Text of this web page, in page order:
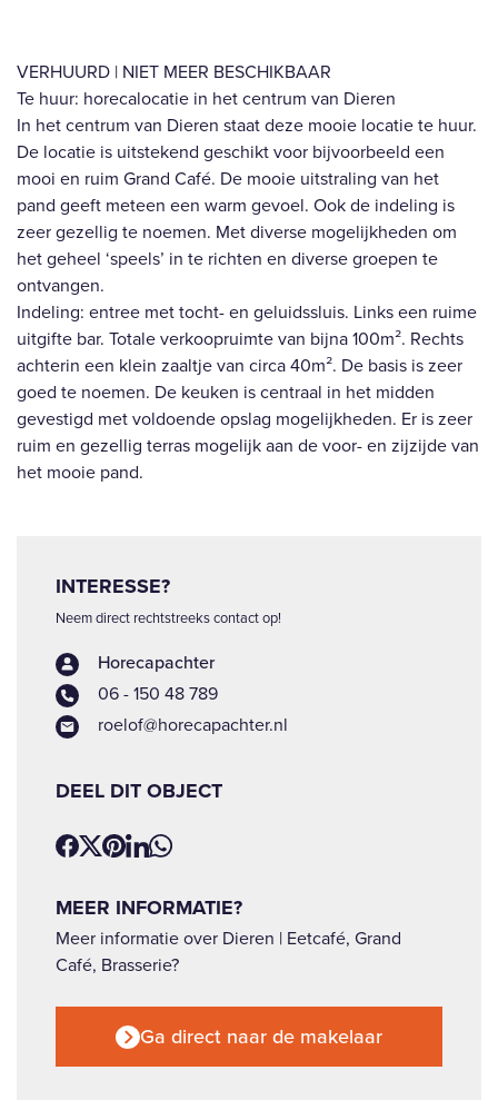
VERHUURD | NIET MEER BESCHIKBAAR
Te huur: horecalocatie in het centrum van Dieren
In het centrum van Dieren staat deze mooie locatie te huur.
De locatie is uitstekend geschikt voor bijvoorbeeld een
mooi en ruim Grand Café. De mooie uitstraling van het
pand geeft meteen een warm gevoel. Ook de indeling is
zeer gezellig te noemen. Met diverse mogelijkheden om
het geheel ‘speels’ in te richten en diverse groepen te
ontvangen.
Indeling: entree met tocht- en geluidssluis. Links een ruime
uitgifte bar. Totale verkoopruimte van bijna 100m². Rechts
achterin een klein zaaltje van circa 40m². De basis is zeer
goed te noemen. De keuken is centraal in het midden
gevestigd met voldoende opslag mogelijkheden. Er is zeer
ruim en gezellig terras mogelijk aan de voor- en zijzijde van
het mooie pand.
INTERESSE?
Neem direct rechtstreeks contact op!
Horecapachter
06 - 150 48 789
roelof@horecapachter.nl
DEEL DIT OBJECT
MEER INFORMATIE?
Meer informatie over Dieren | Eetcafé, Grand
Café, Brasserie?
Ga direct naar de makelaar